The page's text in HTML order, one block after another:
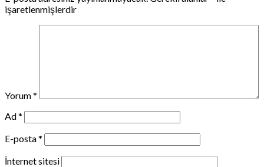
işaretlenmişlerdir
Yorum*
Ad*
E-posta*
İnternet sitesi